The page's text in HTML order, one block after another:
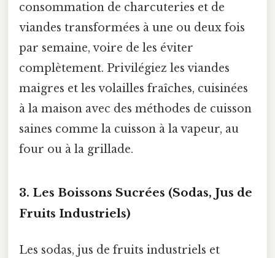
consommation de charcuteries et de
viandes transformées à une ou deux fois
par semaine, voire de les éviter
complètement. Privilégiez les viandes
maigres et les volailles fraîches, cuisinées
à la maison avec des méthodes de cuisson
saines comme la cuisson à la vapeur, au
four ou à la grillade.
3. Les Boissons Sucrées (Sodas, Jus de
Fruits Industriels)
Les sodas, jus de fruits industriels et